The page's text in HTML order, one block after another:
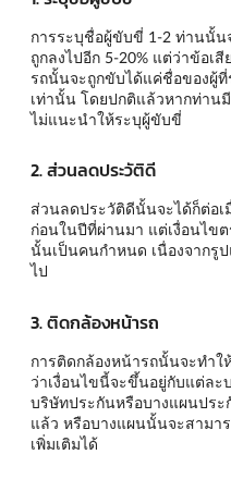
การระบุชื่อผู้ขับขี่ 1-2 ท่านนั้น
ถูกลงไปอีก 5-20% แต่ว่าข้อเ
รถนั้นจะถูกขับได้แค่ชื่อของผู้ที่
เท่านั้น โดยปกติแล้วหากท่าน
ไม่แนะนำให้ระบุผู้ขับขี่
2. ส่วนลดประวัติดี
ส่วนลดประวัติดีนั้นจะได้ก็ต่อเ
ก่อนในปีที่ผ่านมา แต่เงื่อนไข
นั้นเป็นคนกำหนด เนื่องจากรู
ไป
3. ติดกล้องหน้ารถ
การติดกล้องหน้ารถนั้นจะทำใ
ว่าเงื่อนไขนี้จะขึ้นอยู่กับแต่ล
บริษัทประกันหรือบางแผนปร
แล้ว หรือบางแผนนั้นจะสามา
เพิ่มเติมได้